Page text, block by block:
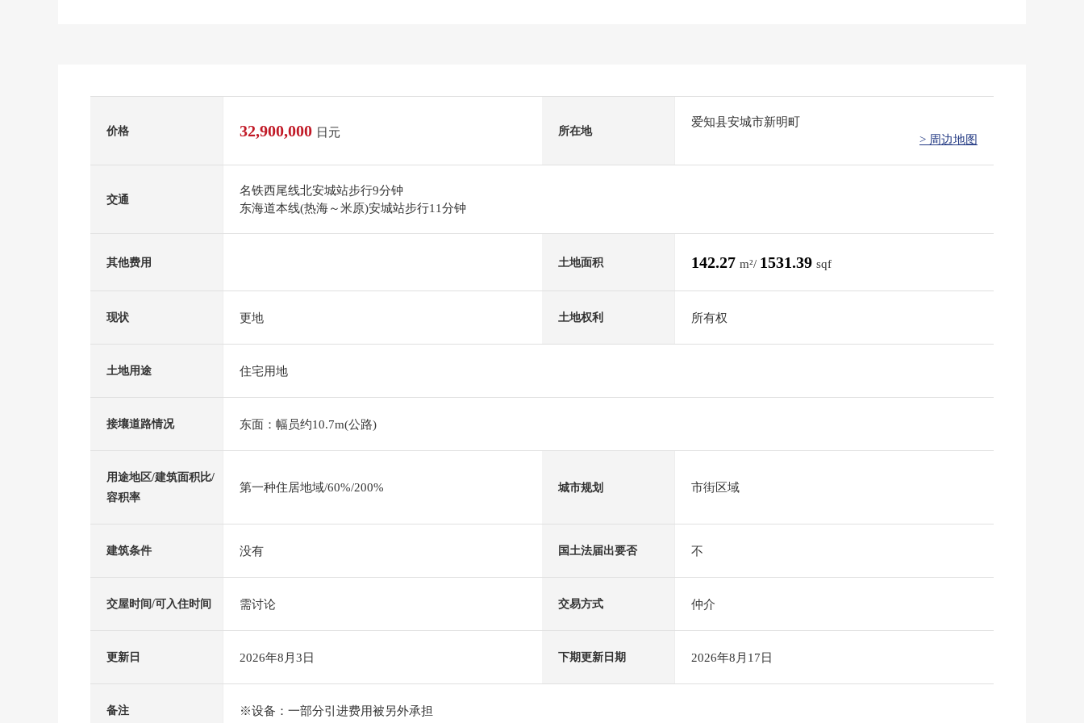
价格 32,900,000 日元 所在地
爱知县安城市新明町
> 周边地图
交通
名铁西尾线北安城站步行9分钟
东海道本线(热海～米原)安城站步行11分钟
其他费用 土地面积 142.27 m²/ 1531.39 sqf
现状 更地 土地权利 所有权
土地用途 住宅用地
接壤道路情况 东面：幅员约10.7m(公路)
用途地区/建筑面积比/
容积率
第一种住居地域/60%/200% 城市规划 市街区域
建筑条件 没有 国土法届出要否 不
交屋时间/可入住时间 需讨论 交易方式 仲介
更新日 2026年8月3日 下期更新日期 2026年8月17日
备注 ※设备：一部分引进费用被另外承担